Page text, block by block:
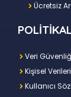
Ücretsiz
Veri
Kişisel
Kullanıcı